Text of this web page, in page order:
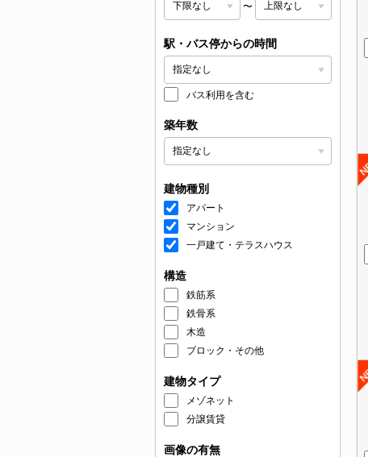
〜
駅・バス停からの時間
バス利用を含む
築年数
建物種別
アパート
マンション
一戸建て・テラスハウス
構造
鉄筋系
鉄骨系
木造
ブロック・その他
建物タイプ
メゾネット
分譲賃貸
画像の有無